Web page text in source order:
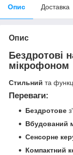
Опис Доставка
Опис
Бездротові
мікрофоном
Стильний та
Переваги:
Бездротове
Вбудований
Сенсорне
Компактний